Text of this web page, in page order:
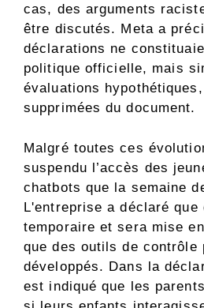
cas, des arguments
être discutés. Meta a
déclarations ne
politique officielle, mais
évaluations
supprimées du document.
Malgré toutes ces
suspendu l’accès des
chatbots que la semaine
L'entreprise a déclaré
temporaire et sera mise
que des outils de contrôle
développés. Dans la
est indiqué que les